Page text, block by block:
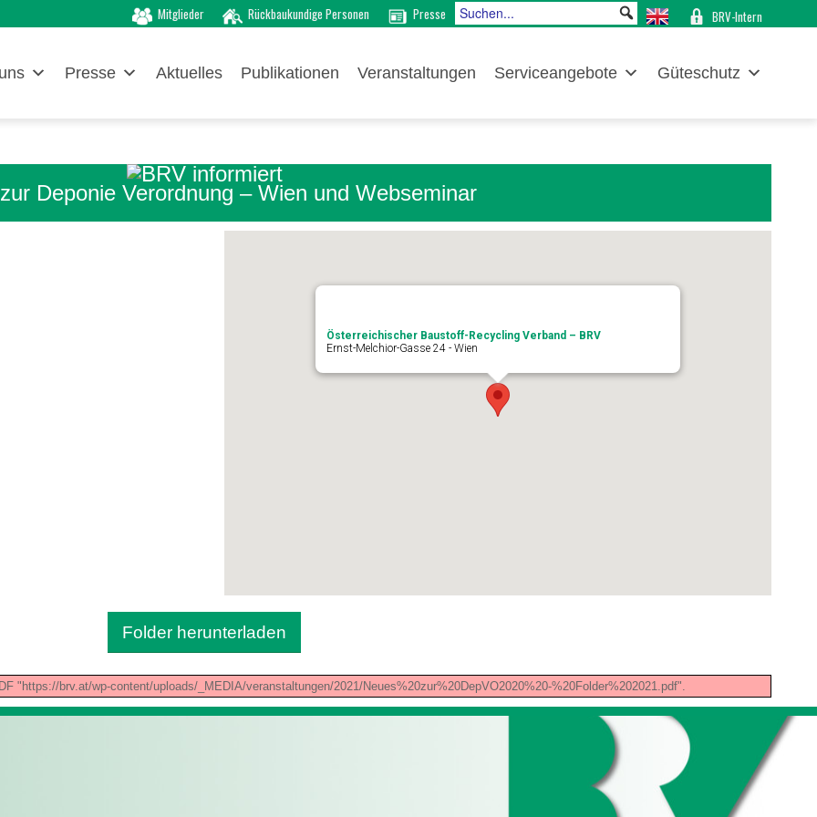
Mitglieder Rückbaukundige Personen Presse BRV-Intern
Presse Aktuelles Publikationen Veranstaltungen Serviceangebote Güteschutz
Deponie Verordnung – Wien und Webseminar
Österreichischer Baustoff-Recycling Verband – BRV
Ernst-Melchior-Gasse 24 - Wien
Folder herunterladen
"https://brv.at/wp-content/uploads/_MEDIA/veranstaltungen/2021/Neues%20zur%20DepVO2020%20-%20Folder%202021.pdf".